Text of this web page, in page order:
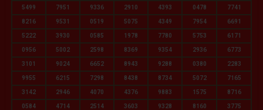
5499 7951 9336 2910 4393 0478 7741
8216 9531 0519 5075 4349 7954 6691
5222 3930 0585 1978 7780 5753 6171
0956 5002 2598 8369 9354 2936 6773
3101 9024 6652 8943 9288 0380 2283
9955 6215 7298 8438 8734 5072 7165
3142 2946 4070 4376 9883 1575 8716
0584 4714 2514 3603 9328 8160 3775